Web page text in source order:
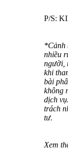
P/S:
*Cảnh
nhiều
người,
khi
bài
không
dịch
trách
tư.
Xem